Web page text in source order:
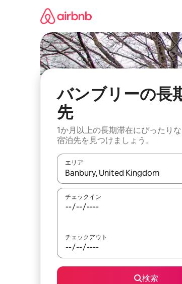
バンブリーの長
先
1か月以上の長期滞在にぴったり
宿泊先を見つけましょう。
エリア
検索結果が表示されたら、上下の矢
チェックイン
チェックアウト
検索